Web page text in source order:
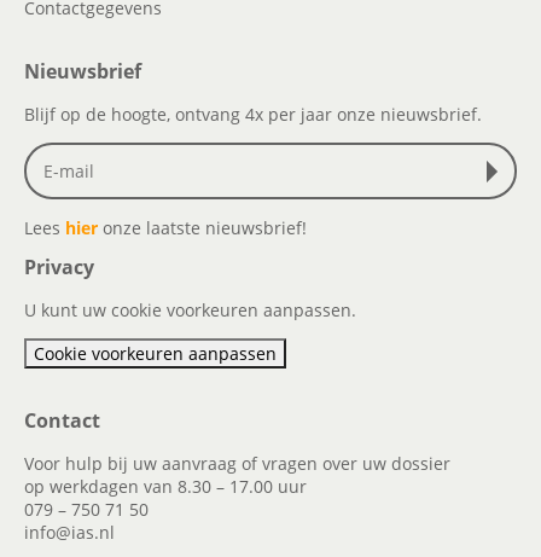
Contactgegevens
Nieuwsbrief
Blijf op de hoogte, ontvang 4x per jaar onze nieuwsbrief.
Lees hier onze laatste nieuwsbrief!
Privacy
U kunt uw cookie voorkeuren aanpassen.
Cookie voorkeuren aanpassen
Contact
Voor hulp bij uw aanvraag of vragen over uw dossier
op werkdagen van 8.30 – 17.00 uur
079 – 750 71 50
info@ias.nl